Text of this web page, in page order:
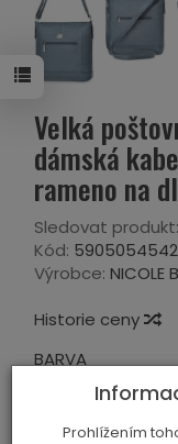
Velká
dámská
rameno na
Sledovat produkt:
Kód:
Výrobce: NICOLE
Historie ceny
BARVA
MODRÝ
Prohlížením